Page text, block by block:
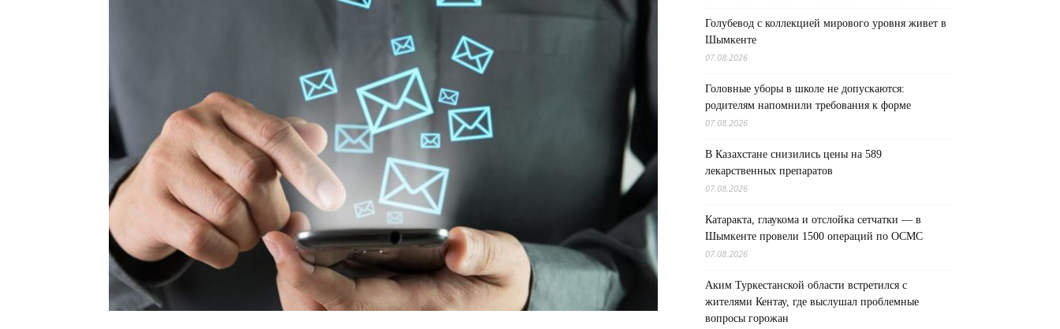
Голубевод с коллекцией мирового уровня живет в
Шымкенте
07.08.2026
Головные уборы в школе не допускаются:
родителям напомнили требования к форме
07.08.2026
В Казахстане снизились цены на 589
лекарственных препаратов
07.08.2026
Катаракта, глаукома и отслойка сетчатки — в
Шымкенте провели 1500 операций по ОСМС
07.08.2026
Аким Туркестанской области встретился с
жителями Кентау, где выслушал проблемные
вопросы горожан